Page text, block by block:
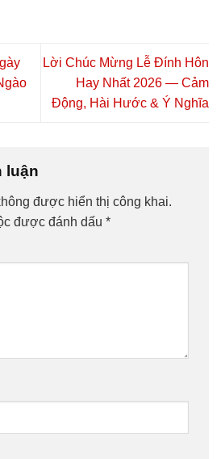
Lời Chúc Mừng Lễ Đính Hôn
Hay Nhất 2026 — Cảm
Động, Hài Hước & Ý Nghĩa
luận
được hiển thị công khai.
được đánh dấu *